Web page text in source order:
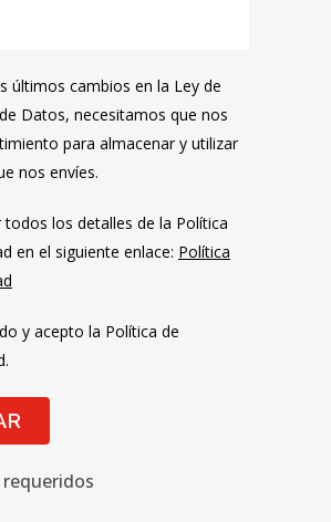
últimos cambios en la Ley de
Datos, necesitamos que nos
para almacenar y utilizar
nos envíes.
todos los detalles de la Política
en el siguiente enlace: Política
y acepto la Política de